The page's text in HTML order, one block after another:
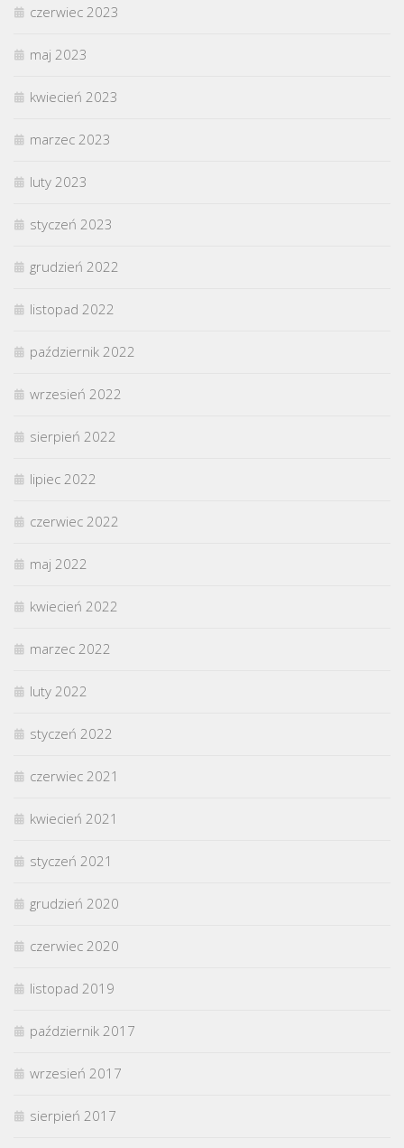
czerwiec 2023
maj 2023
kwiecień 2023
marzec 2023
luty 2023
styczeń 2023
grudzień 2022
listopad 2022
październik 2022
wrzesień 2022
sierpień 2022
lipiec 2022
czerwiec 2022
maj 2022
kwiecień 2022
marzec 2022
luty 2022
styczeń 2022
czerwiec 2021
kwiecień 2021
styczeń 2021
grudzień 2020
czerwiec 2020
listopad 2019
październik 2017
wrzesień 2017
sierpień 2017